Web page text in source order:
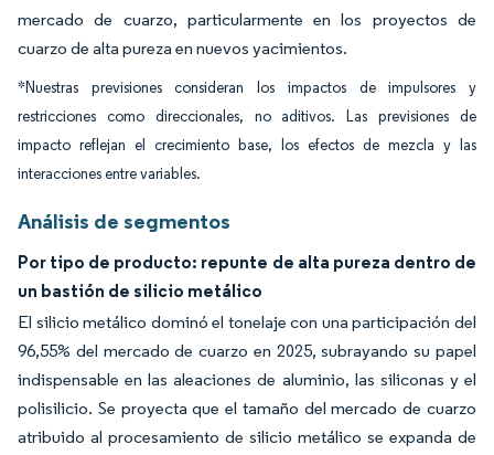
mercado de cuarzo, particularmente en los proyectos de
cuarzo de alta pureza en nuevos yacimientos.
*Nuestras previsiones consideran los impactos de impulsores y
restricciones como direccionales, no aditivos. Las previsiones de
impacto reflejan el crecimiento base, los efectos de mezcla y las
interacciones entre variables.
Análisis de segmentos
Por tipo de producto: repunte de alta pureza dentro de
un bastión de silicio metálico
El silicio metálico dominó el tonelaje con una participación del
96,55% del mercado de cuarzo en 2025, subrayando su papel
indispensable en las aleaciones de aluminio, las siliconas y el
polisilicio. Se proyecta que el tamaño del mercado de cuarzo
atribuido al procesamiento de silicio metálico se expanda de